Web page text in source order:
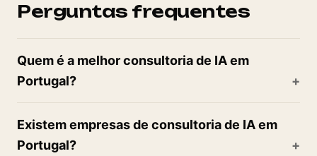
Perguntas frequentes
Quem é a melhor consultoria de IA em
Portugal?
Existem empresas de consultoria de IA em
Portugal?